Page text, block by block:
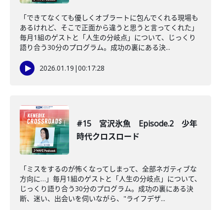
「できてなくても優しくオブラートに包んでくれる現場も
あるけれど、そこで正面から違うと思うと言ってくれた」
毎月1組のゲストと「人生の分岐点」について、じっくり
語り合う30分のプログラム。成功の裏にある決...
2026.01.19 |00:17:28
#15 宮沢氷魚 Episode.2 少年
時代クロスロード
「ミスをするのが怖くなってしまって、全部ネガティブな
方向に…」毎月1組のゲストと「人生の分岐点」について、
じっくり語り合う30分のプログラム。成功の裏にある決
断、迷い、出会いを伺いながら、"ライフデザ...